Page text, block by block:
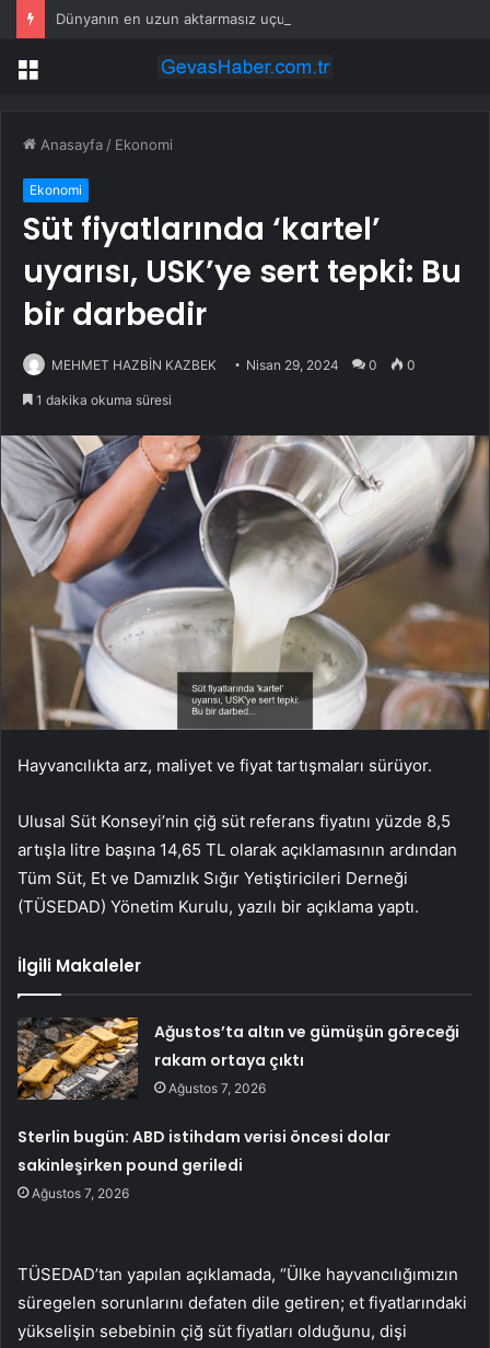
Menü
Anasayfa / Ekonomi
Ekonomi
Süt fiyatlarında ‘kartel’
uyarısı, USK’ye sert tepki: Bu
bir darbedir
MEHMET HAZBİN KAZBEK Nisan 29, 2024 0 0
1 dakika okuma süresi
Hayvancılıkta arz, maliyet ve fiyat tartışmaları sürüyor.
Ulusal Süt Konseyi’nin çiğ süt referans fiyatını yüzde 8,5
artışla litre başına 14,65 TL olarak açıklamasının ardından
Tüm Süt, Et ve Damızlık Sığır Yetiştiricileri Derneği
(TÜSEDAD) Yönetim Kurulu, yazılı bir açıklama yaptı.
İlgili Makaleler
Ağustos’ta altın ve gümüşün göreceği
rakam ortaya çıktı
Ağustos 7, 2026
Sterlin bugün: ABD istihdam verisi öncesi dolar
sakinleşirken pound geriledi
Ağustos 7, 2026
TÜSEDAD’tan yapılan açıklamada, “Ülke hayvancılığımızın
süregelen sorunlarını defaten dile getiren; et fiyatlarındaki
yükselişin sebebinin çiğ süt fiyatları olduğunu, dişi